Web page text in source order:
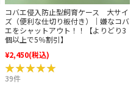
コバエ侵入防止型飼育ケース 大サイ
ズ（便利な仕切り板付き）｜嫌なコバ
エをシャットアウト！！【よりどり3
個以上で5％割引】
¥2,450(税込)
★★★★★
★★★★★
39件